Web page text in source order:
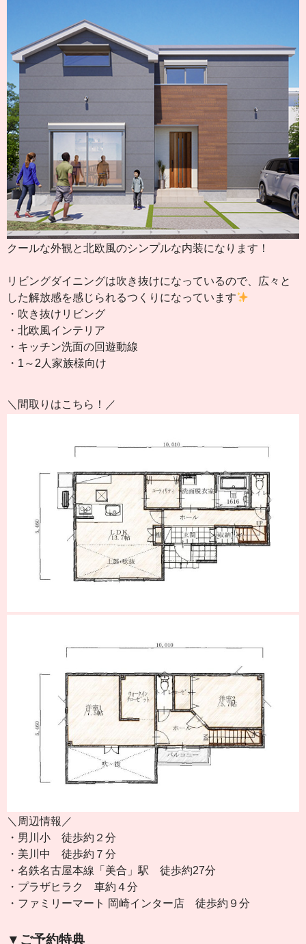
クールな外観と北欧風のシンプルな内装になります！
リビングダイニングは吹き抜けになっているので、広々と
した解放感を感じられるつくりになっています
・吹き抜けリビング
・北欧風インテリア
・キッチン洗面の回遊動線
・1～2人家族様向け
＼間取りはこちら！／
＼周辺情報／
・男川小 徒歩約２分
・美川中 徒歩約７分
・名鉄名古屋本線「美合」駅 徒歩約27分
・プラザヒラク 車約４分
・ファミリーマート 岡崎インター店 徒歩約９分
▼ご予約特典